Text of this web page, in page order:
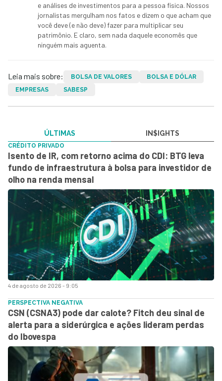
e análises de investimentos para a pessoa física. Nossos
jornalistas mergulham nos fatos e dizem o que acham que
você deve (e não deve) fazer para multiplicar seu
patrimônio. E claro, sem nada daquele economês que
ninguém mais aguenta.
Leia mais sobre: BOLSA DE VALORES
BOLSA E DÓLAR
EMPRESAS
SABESP
ÚLTIMAS IN$IGHTS
4 de agosto de 2026 - 9:05
CRÉDITO PRIVADO
Isento de IR, com retorno acima do CDI: BTG leva
fundo de infraestrutura à bolsa para investidor de
olho na renda mensal
PERSPECTIVA NEGATIVA
CSN (CSNA3) pode dar calote? Fitch deu sinal de
alerta para a siderúrgica e ações lideram perdas
do Ibovespa